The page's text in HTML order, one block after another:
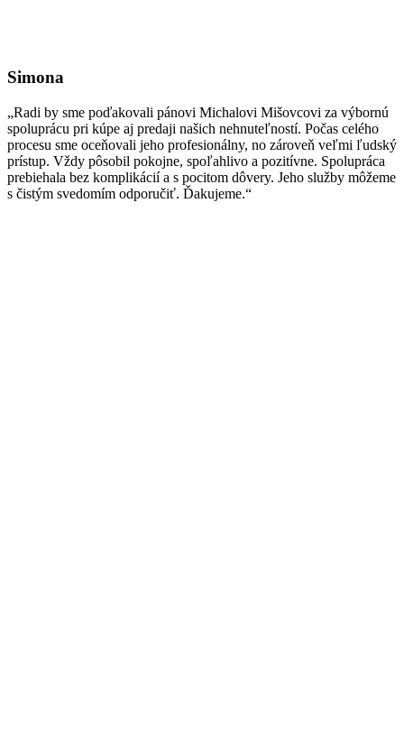
Simona
„Radi by sme poďakovali pánovi Michalovi Mišovcovi za výbornú
spoluprácu pri kúpe aj predaji našich nehnuteľností. Počas celého
procesu sme oceňovali jeho profesionálny, no zároveň veľmi ľudský
prístup. Vždy pôsobil pokojne, spoľahlivo a pozitívne. Spolupráca
prebiehala bez komplikácií a s pocitom dôvery. Jeho služby môžeme
s čistým svedomím odporučiť. Ďakujeme.“